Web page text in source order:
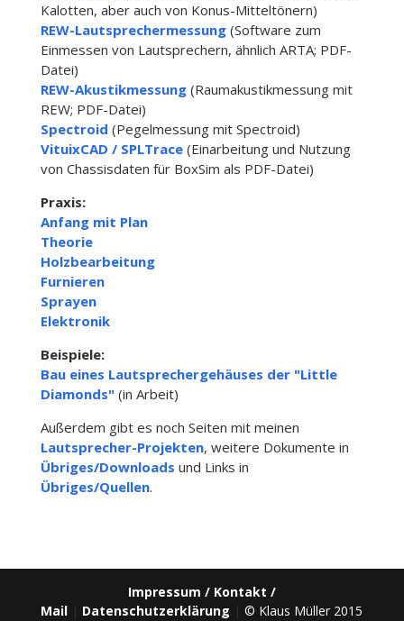
Kalotten, aber auch von Konus-Mitteltönern)
REW-Lautsprechermessung(Software zum
Einmessen von Lautsprechern, ähnlich ARTA; PDF-
Datei)
REW-Akustikmessung(Raumakustikmessung mit
REW; PDF-Datei)
Spectroid (Pegelmessung mit Spectroid)
VituixCAD / SPLTrace(Einarbeitung und Nutzung
von Chassisdaten für BoxSim als PDF-Datei)
Praxis:
Anfang mit Plan
Theorie
Holzbearbeitung
Furnieren
Sprayen
Elektronik
Beispiele:
Bau eines Lautsprechergehäuses der "Little
Diamonds" (in Arbeit)
Außerdem gibt es noch Seiten mit meinen
Lautsprecher-Projekten, weitere Dokumente in
Übriges/Downloads und Links in
Übriges/Quellen.
Impressum / Kontakt /
Mail | Datenschutzerklärung |© Klaus Müller 2015